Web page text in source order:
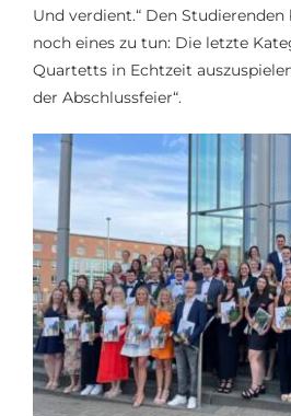
Und verdient.“ Den
noch eines zu tun: Die letzte
Quartetts in Echtzeit
der Abschlussfeier“.